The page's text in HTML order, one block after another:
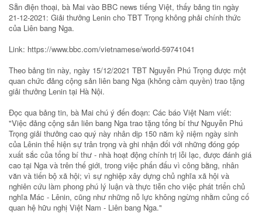
Sẵn điện thoại, bà Mai vào BBC news tiếng Việt, thấy bảng tin ngày
21-12-2021: Giải thưởng Lenin cho TBT Trọng không phải chính thức
của Liên bang Nga.
Link: https://www.bbc.com/vietnamese/world-59741041
Theo bảng tin này, ngày 15/12/2021 TBT Nguyễn Phú Trọng được một
quan chức đảng cộng sản liên bang Nga (không cầm quyền) trao tặng
giải thưởng Lenin tại Hà Nội.
Đọc qua bảng tin, bà Mai chú ý đến đoạn: Các báo Việt Nam viết:
"Việc đảng cộng sản liên bang Nga trao tặng tổng bí thư Nguyễn Phú
Trọng giải thưởng cao quý này nhân dịp 150 năm kỷ niệm ngày sinh
của Lênin thể hiện sự trân trọng và ghi nhận đối với những đóng góp
xuất sắc của tổng bí thư - nhà hoạt động chính trị lỗi lạc, được đánh giá
cao tại Nga và trên thế giới, trong việc phấn đấu vì công bằng, nhân
văn và tiến bộ xã hội; vì sự nghiệp xây dựng chủ nghĩa xã hội và
nghiên cứu làm phong phú lý luận và thực tiễn cho việc phát triển chủ
nghĩa Mác - Lênin, cũng như những nỗ lực không ngừng nhằm củng cố
quan hệ hữu nghị Việt Nam - Liên bang Nga."